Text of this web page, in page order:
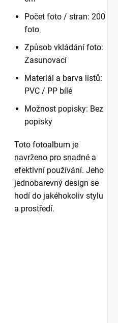
Počet foto / stran: 200
foto
Způsob vkládání foto:
Zasunovací
Materiál a barva listů:
PVC / PP bílé
Možnost popisky: Bez
popisky
Toto fotoalbum je
navrženo pro snadné a
efektivní používání. Jeho
jednobarevný design se
hodí do jakéhokoliv stylu
a prostředí.